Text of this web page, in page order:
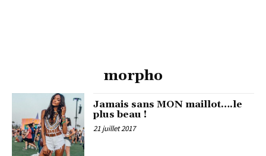
morpho
Jamais sans MON maillot….le
plus beau !
21 juillet 2017